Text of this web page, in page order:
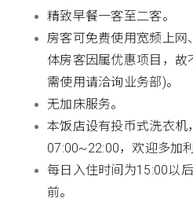
精致早餐一客至二客。
房客可免费使用宽频上网
体房客因属优惠项目，故
需使用请洽询业务部)。
无加床服务。
本饭店设有投币式洗衣机
07:00~22:00，欢迎多加利
每日入住时间为15:00以
前。